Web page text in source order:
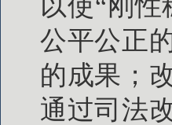
以使“刚
公平公正
的成果；
通过司法